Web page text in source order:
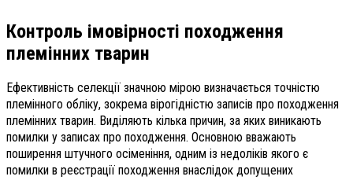
Контроль імовірності походження
племінних тварин
Ефективність селекції значною мірою визначається точністю
племінного обліку, зокрема вірогідністю записів про походження
племінних тварин. Виділяють кілька причин, за яких виникають
помилки у записах про походження. Основною вважають
поширення штучного осіменіння, одним із недоліків якого є
помилки в реєстрації походження внаслідок допущених